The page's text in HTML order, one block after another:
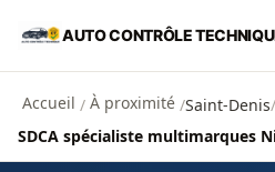
Aller au contenu principal
AUTO CONTRÔLE
Accueil / À proximité /Saint-Denis/